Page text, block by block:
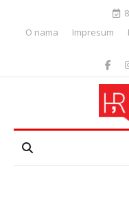
O nama
Impresum